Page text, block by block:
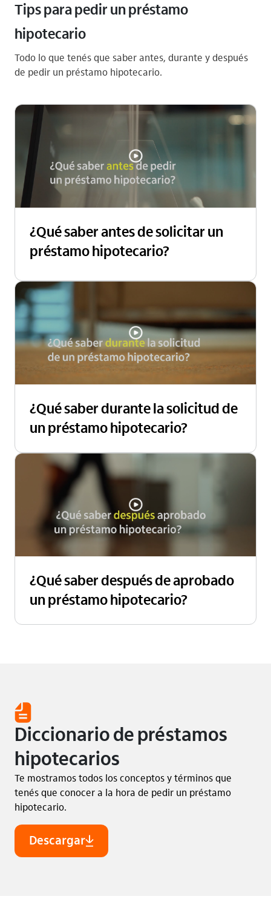
Tips para pedir un préstamo
hipotecario
Todo lo que tenés que saber antes, durante y después
de pedir un préstamo hipotecario.
¿Qué saber antes de solicitar un
préstamo hipotecario?
¿Qué saber durante la solicitud de
un préstamo hipotecario?
¿Qué saber después de aprobado
un préstamo hipotecario?
Diccionario de préstamos
hipotecarios
Te mostramos todos los conceptos y términos que
tenés que conocer a la hora de pedir un préstamo
hipotecario.
Descargar